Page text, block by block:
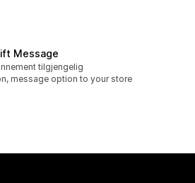
Message
tilgjengelig
message option to your store